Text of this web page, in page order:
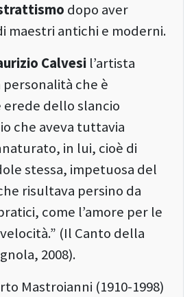
dopo aver
maestri antichi e moderni.
Calvesi l’artista
che è
dello slancio
che aveva tuttavia
in lui, cioè di
stessa, impetuosa del
risultava persino da
come l’amore per le
(Il Canto della
2008).
Mastroianni (1910-1998)